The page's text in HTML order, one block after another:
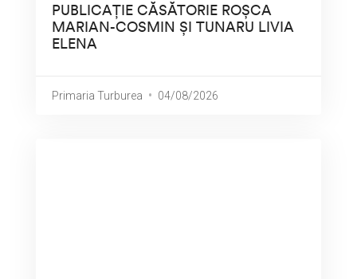
PUBLICAȚIE CĂSĂTORIE ROȘCA
MARIAN-COSMIN ȘI TUNARU LIVIA
ELENA
Primaria Turburea 04/08/2026